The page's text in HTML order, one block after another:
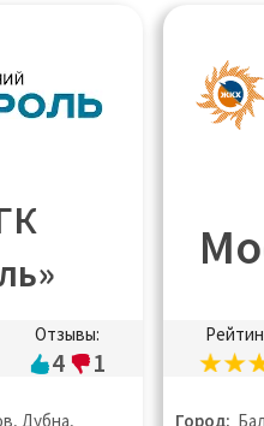
Отзывы:
4 1
Дубна,
Город: